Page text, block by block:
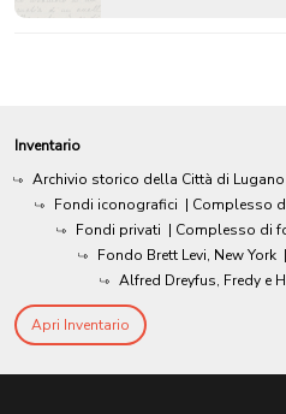
Inventario
Archivio storico della Città di Lugano
Fondi iconografici | Complesso
Fondi privati | Complesso di
Fondo Brett Levi, New York |
Alfred Dreyfus, Fredy e
Apri Inventario